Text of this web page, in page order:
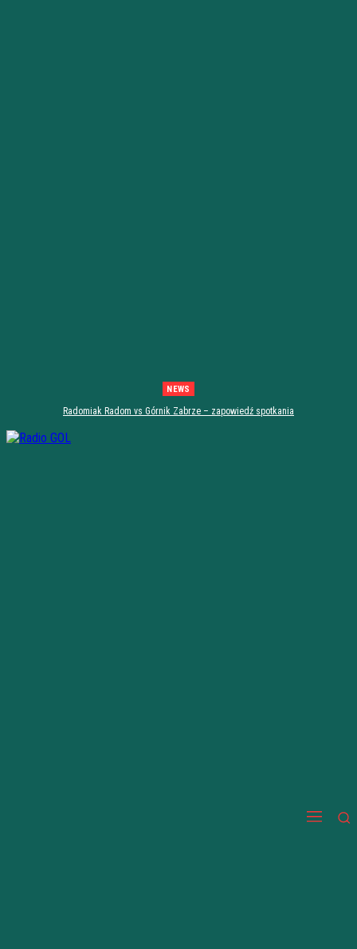
NEWS
Radomiak Radom vs Górnik Zabrze – zapowiedź spotkania